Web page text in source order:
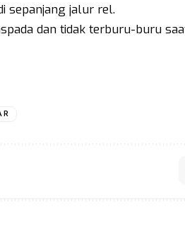
sepanjang jalur rel.
dan tidak terburu-buru